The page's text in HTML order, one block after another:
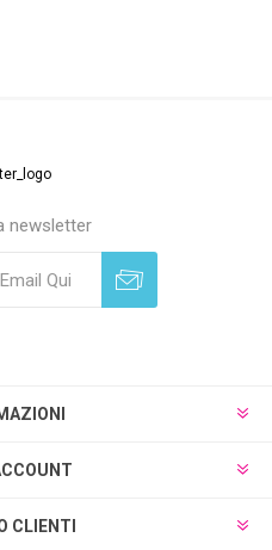
newsletter
CLIENTI